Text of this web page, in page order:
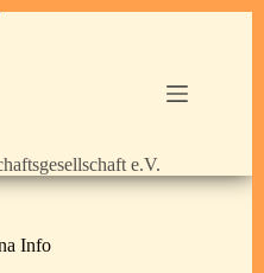
e.V.
Info